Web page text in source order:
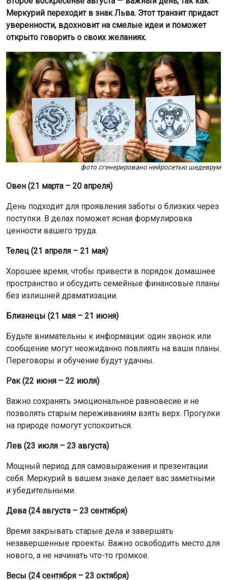
Лев (23 июля – 23 августа)
Мощный период для самовыражения и презентации
себя. Меркурий в вашем знаке делает вас заметными
и убедительными.
Дева (24 августа – 23 сентября)
Время закрывать старые дела и завершать
незавершенные проекты. Важно освободить место для
нового, а не начинать что-то громкое.
Весы (24 сентября – 23 октября)
Благоприятный день для командной работы и новых
проектов. Венера в вашем знаке усиливает
уверенность в собственной привлекательности.
Скорпион (24 октября – 22 ноября)
Ваши профессиональные амбиции могут возрасти.
Хороший момент, чтобы показать свои сильные
стороны и продемонстрировать результат.
Стрелец (23 ноября – 21 декабря)
Отличный день для расширения горизонтов: обучение,
путешествия или контакты с иностранцами могут
открыть новые перспективы.
Козерог (22 декабря – 20 января)
День подходит для совместной работы и
сотрудничества. В финансовых вопросах полезно будет
установить более понятные правила.
Водолей (21 января – 18 февраля)
Многое будет зависеть от партнерских отношений. Не
отказывайтесь от помощи сильных союзников,
полагаясь только на себя.
Рыбы (19 февраля – 20 марта)
Хорошее время для наведения порядка в делах и
мыслях. Успех принесет спокойное и последовательное
движение к цели.
Необычный годовой прогноз на основе Славянского
годослова-2026
смотрите тут.
Для получения полной картины дня рекомендуем
заглядывать в новостную ленту нашего портала, а